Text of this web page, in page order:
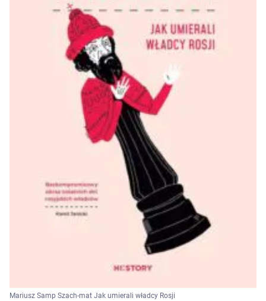
Mariusz Samp Szach-mat Jak umierali władcy Rosji